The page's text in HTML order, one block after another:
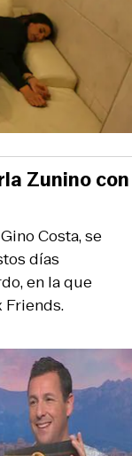
Costa, se
días
en la que
Friends.
Zunino con